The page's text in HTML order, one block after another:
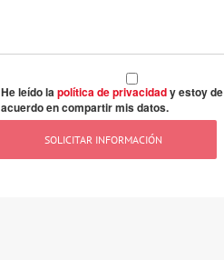
He leído lapolítica de privacidady estoy de
acuerdo en compartir mis datos.